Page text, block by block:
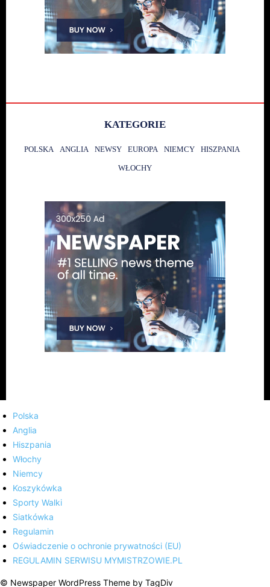
KATEGORIE
POLSKA ANGLIA NEWSY EUROPA NIEMCY HISZPANIA
WŁOCHY
Polska
Anglia
Hiszpania
Włochy
Niemcy
Koszykówka
Sporty Walki
Siatkówka
Regulamin
Oświadczenie o ochronie prywatności (EU)
REGULAMIN SERWISU MYMISTRZOWIE.PL
© Newspaper WordPress Theme by TagDiv